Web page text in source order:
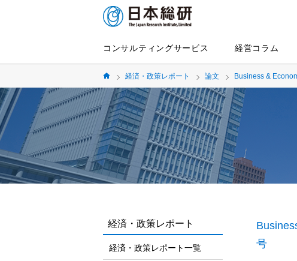
コンサルティングサービス 経営コラム
経済・政策レポート 論文 Business &
号
経済・政策レポート
経済・政策レポート一覧